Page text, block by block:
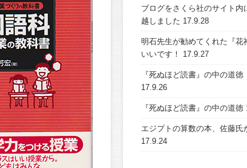
ブログをさくら社のサイト内
越しました 17.9.28
明石先生が勧めてくれた『花
いいです！
17.9.27
『死ぬほど読書』の中の道徳
17.9.26
『死ぬほど読書』の中の道徳
エジプトの算数の本、佐藤氏
17.9.24